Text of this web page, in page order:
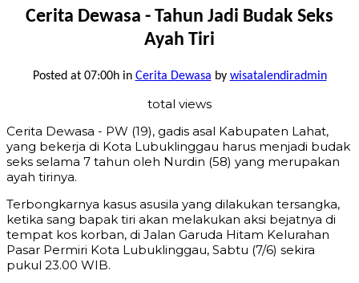
Cerita Dewasa - Tahun Jadi Budak Seks
Ayah Tiri
Posted at 07:00hin Cerita Dewasa by wisatalendiradmin
total views
Cerita Dewasa - PW (19), gadis asal Kabupaten Lahat,
yang bekerja di Kota Lubuklinggau harus menjadi budak
seks selama 7 tahun oleh Nurdin (58) yang merupakan
ayah tirinya.
Terbongkarnya kasus asusila yang dilakukan tersangka,
ketika sang bapak tiri akan melakukan aksi bejatnya di
tempat kos korban, di Jalan Garuda Hitam Kelurahan
Pasar Permiri Kota Lubuklinggau, Sabtu (7/6) sekira
pukul 23.00 WIB.